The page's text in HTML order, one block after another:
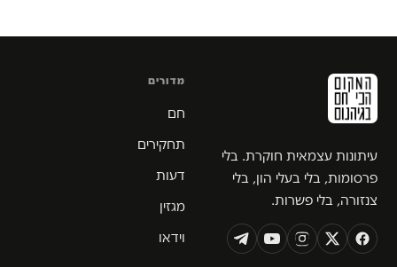
עיתונות עצמאית חוקרת. בלי
פרסומות, בלי בעלי הון, בלי
צנזורה, בלי פשרות.
מדורים
חם
תחקירים
דעות
מגזין
וידאו